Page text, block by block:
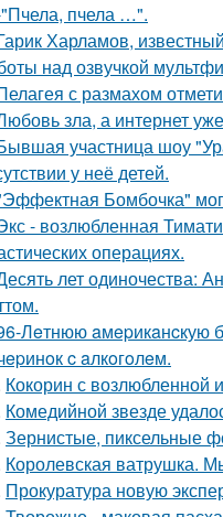
пчела …".
Харламов,
над озвучкой
с размахом
зла, а интернет
участница шоу
у неё детей.
Бомбочка"
- возлюбленная
операциях.
лет одиночества:
Лeтнюю aмepикaнcкую
c aлкoгoлeм.
Кокорин с возлюбленной
Комедийной звезде
Зернистые, пиксельные
Королевская ватрушка.
Прокуратура новую